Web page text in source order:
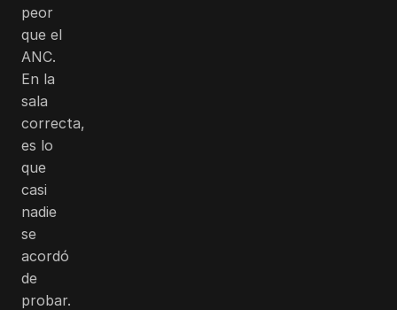
peor
que el
ANC.
En la
sala
correcta,
es lo
que
casi
nadie
se
acordó
de
probar.